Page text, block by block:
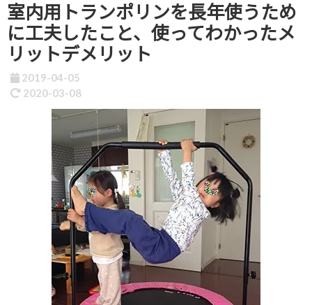
室内用トランポリンを長年使うため
に工夫したこと、使ってわかったメ
リットデメリット
2019-04-05
2020-03-08